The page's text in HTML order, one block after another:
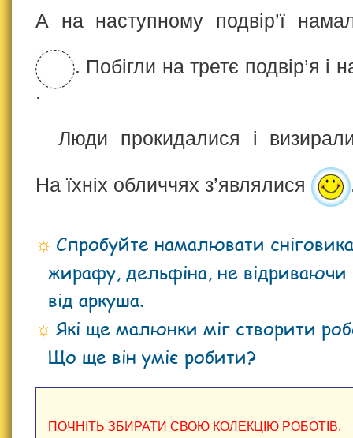
А на наступному подвір’ї
. Побігли на третє подвір’я
.
Люди прокидалися і
На їхніх обличчях з’являлися
Спробуйте намалювати
жирафу, дельфіна, не відриваючи
від аркуша.
Які ще малюнки міг створити
Що ще він уміє робити?
ПОЧНІТЬ ЗБИРАТИ СВОЮ КОЛЕКЦІЮ РОБОТІВ.